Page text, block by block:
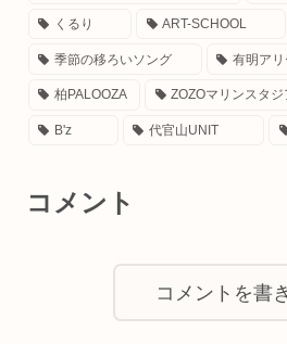
くるり ART-SCHOOL
季節の移ろいソング 有明アリ
柏PALOOZA ZOZOマリンスタジ
B'z 代官山UNIT
コメント
コメントを書